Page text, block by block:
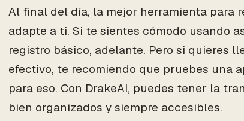
Al final del día, la mejor herramienta para
adapte a ti. Si te sientes cómodo usando
registro básico, adelante. Pero si quieres
efectivo, te recomiendo que pruebes una
para eso. Con DrakeAI, puedes tener la
bien organizados y siempre accesibles.